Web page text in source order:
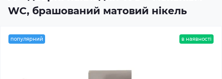
WC, брашований матовий нікель
популярний в наявності